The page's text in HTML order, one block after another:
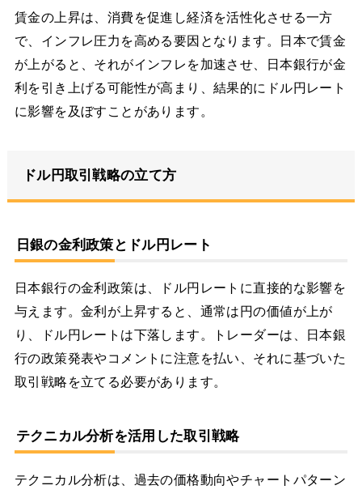
賃金の上昇は、消費を促進し経済を活性化させる一方
で、インフレ圧力を高める要因となります。日本で賃金
が上がると、それがインフレを加速させ、日本銀行が金
利を引き上げる可能性が高まり、結果的にドル円レート
に影響を及ぼすことがあります。
ドル円取引戦略の立て方
日銀の金利政策とドル円レート
日本銀行の金利政策は、ドル円レートに直接的な影響を
与えます。金利が上昇すると、通常は円の価値が上が
り、ドル円レートは下落します。トレーダーは、日本銀
行の政策発表やコメントに注意を払い、それに基づいた
取引戦略を立てる必要があります。
テクニカル分析を活用した取引戦略
テクニカル分析は、過去の価格動向やチャートパターン